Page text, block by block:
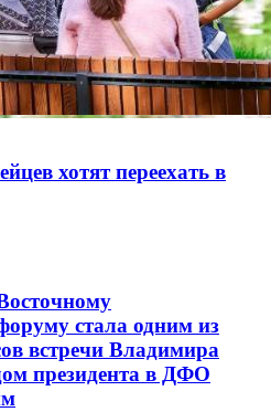
хотят переехать в
стала одним из
встречи Владимира
президента в ДФО